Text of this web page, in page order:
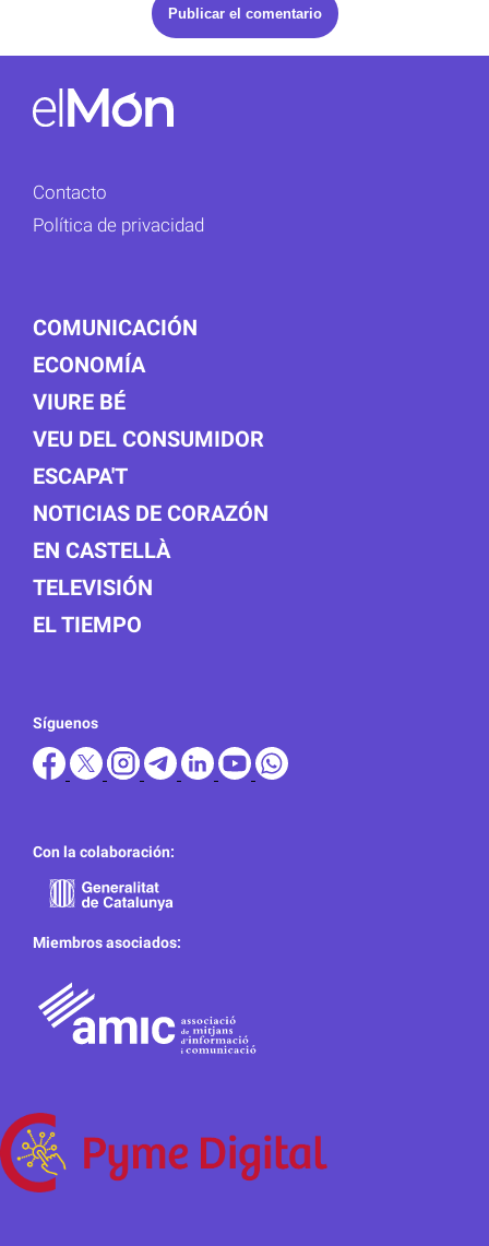
Contacto
Política de privacidad
COMUNICACIÓN
ECONOMÍA
VIURE BÉ
VEU DEL CONSUMIDOR
ESCAPA'T
NOTICIAS DE CORAZÓN
EN CASTELLÀ
TELEVISIÓN
EL TIEMPO
Síguenos
Con la colaboración:
Miembros asociados: